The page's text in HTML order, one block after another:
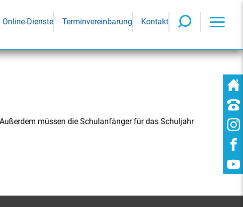
Online-Dienste Terminvereinbarung Kontakt
müssen die Schulanfänger für das Schuljahr